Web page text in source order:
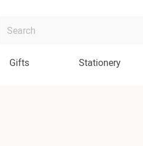
Gifts Stationery